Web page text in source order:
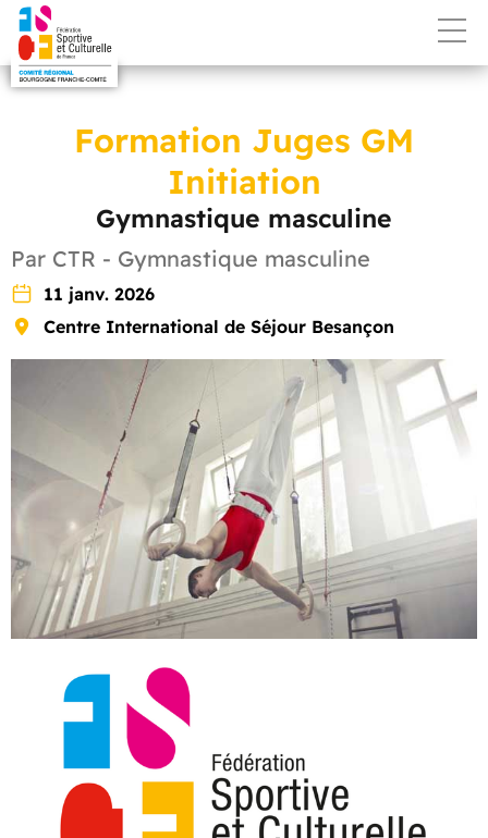
Formation Juges GM
Initiation
Gymnastique masculine
Par CTR - Gymnastique masculine
11 janv. 2026
Centre International de Séjour Besançon